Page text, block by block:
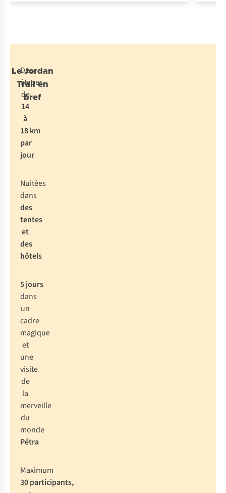
Le Jordan
Trail en
bref
Des
étapes
de
14
à
18 km
par
jour
Nuitées
dans
des
tentes
et
des
hôtels
5 jours
dans
un
cadre
magique
et
une
visite
de
la
merveille
du
monde
Pétra
Maximum
30 participants,